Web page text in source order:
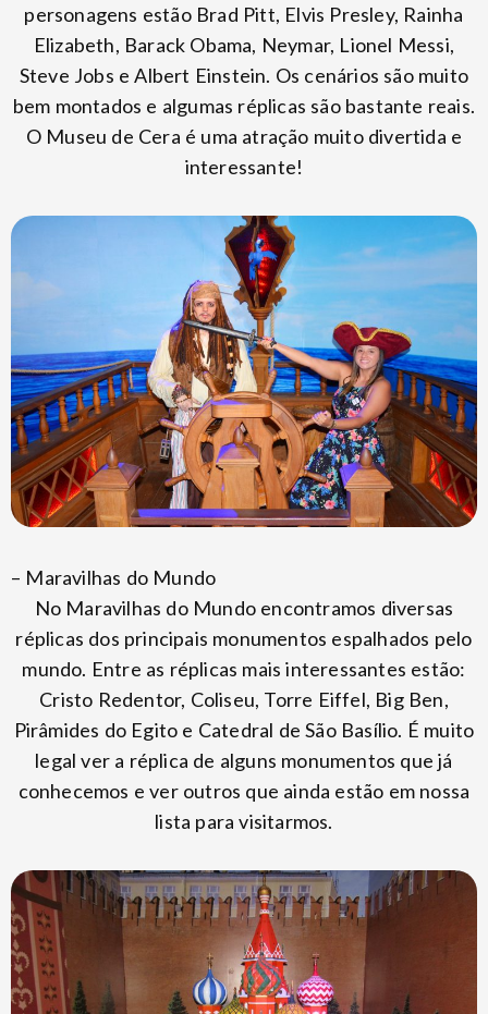
personagens estão Brad Pitt, Elvis Presley, Rainha
Elizabeth, Barack Obama, Neymar, Lionel Messi,
Steve Jobs e Albert Einstein. Os cenários são muito
bem montados e algumas réplicas são bastante reais.
O Museu de Cera é uma atração muito divertida e
interessante!
– Maravilhas do Mundo
No Maravilhas do Mundo encontramos diversas
réplicas dos principais monumentos espalhados pelo
mundo. Entre as réplicas mais interessantes estão:
Cristo Redentor, Coliseu, Torre Eiffel, Big Ben,
Pirâmides do Egito e Catedral de São Basílio. É muito
legal ver a réplica de alguns monumentos que já
conhecemos e ver outros que ainda estão em nossa
lista para visitarmos.